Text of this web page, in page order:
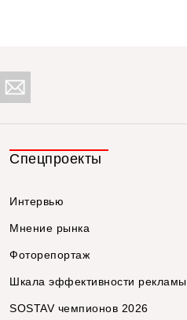
Спецпроекты
Интервью
Мнение рынка
Фоторепортаж
Шкала эффективности рекламы
SOSTAV чемпионов 2026